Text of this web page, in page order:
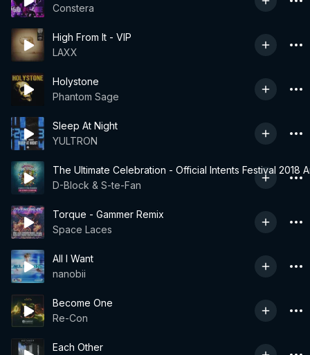
Constera
High From It - VIP
LAXX
Holystone
Phantom Sage
Sleep At Night
YULTRON
The Ultimate Celebration - Official Intents Festival 2018
D-Block & S-te-Fan
Torque - Gammer Remix
Space Laces
All I Want
nanobii
Become One
Re-Con
Each Other